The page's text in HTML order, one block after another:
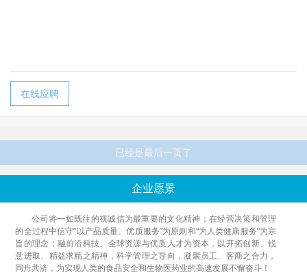
在线应聘
已经是最后一页了
企业愿景
公司将一如既往的视诚信为最重要的文化精神；在经营决策和管理
的全过程中信守“以产品质量、优质服务”为原则和“为人类健康服务”为宗
旨的理念；融前沿科技、全球资源与优质人才为资本，以开拓创新、锐
意进取、精益求精之精神，科学管理之导向，凝聚员工、客商之合力，
同舟共济，为实现人类的食品安全和生物医药业的高速发展不懈奋斗！